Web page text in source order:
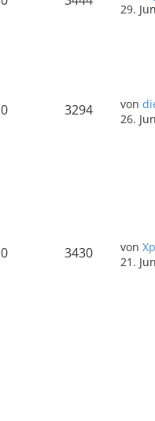
29.
0 3294 von
26.
0 3430 von
21.